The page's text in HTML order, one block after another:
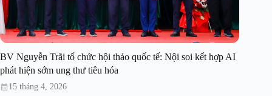
BV Nguyễn Trãi tổ chức hội thảo quốc tế: Nội soi kết hợp AI
phát hiện sớm ung thư tiêu hóa
15 tháng 4, 2026